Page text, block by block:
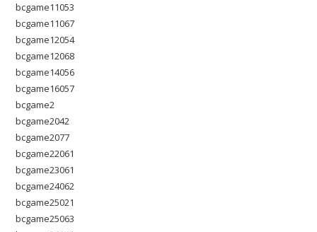
bcgame11053
bcgame11067
bcgame12054
bcgame12068
bcgame14056
bcgame16057
bcgame2
bcgame2042
bcgame2077
bcgame22061
bcgame23061
bcgame24062
bcgame25021
bcgame25063